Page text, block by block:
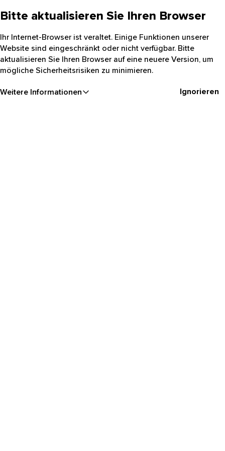
Bitte aktualisieren Sie Ihren Browser
Ihr Internet-Browser ist veraltet. Einige Funktionen unserer
Website sind eingeschränkt oder nicht verfügbar. Bitte
aktualisieren Sie Ihren Browser auf eine neuere Version, um
mögliche Sicherheitsrisiken zu minimieren.
Weitere Informationen Ignorieren